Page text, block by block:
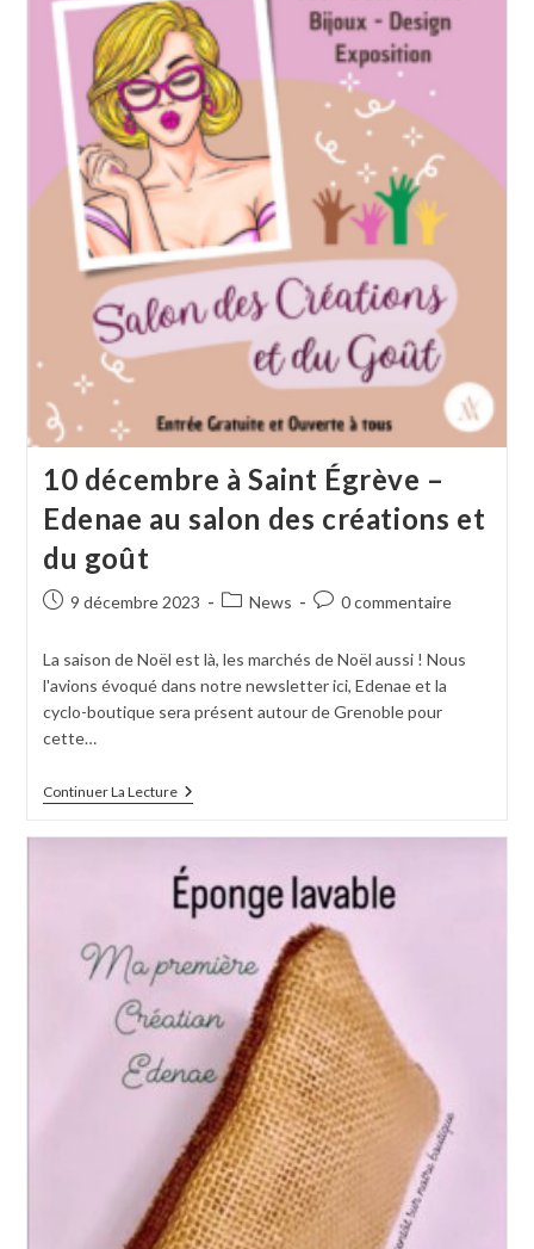
10 décembre à Saint Égrève –
Edenae au salon des créations et
du goût
9 décembre 2023 News 0 commentaire
La saison de Noël est là, les marchés de Noël aussi ! Nous
l'avions évoqué dans notre newsletter ici, Edenae et la
cyclo-boutique sera présent autour de Grenoble pour
cette…
Continuer La Lecture